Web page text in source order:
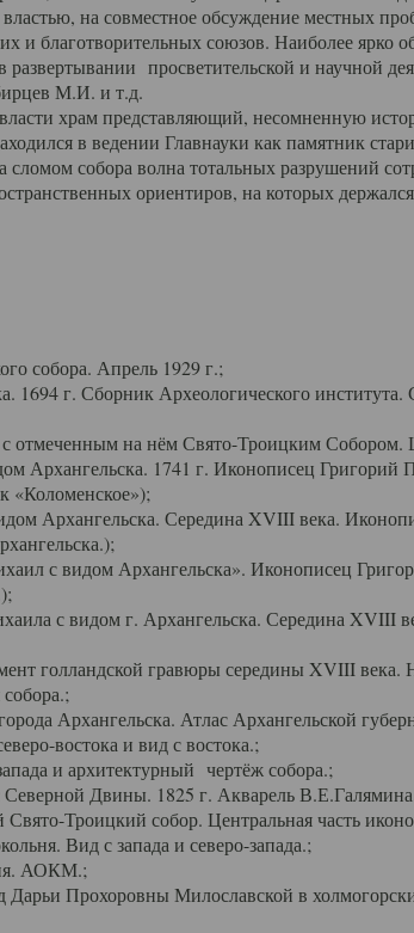
на совместное обсуждение местных
и благотворительных союзов. Наиболее ярко
развертывании просветительской и научной
М.И. и т.д.
храм представляющий, несомненную
в ведении Главнауки как памятник
собора волна тотальных разрушений
ориентиров, на которых
собора. Апрель 1929 г.;
г. Сборник Археологического института.
отмеченным на нём Свято-Троицким Собором.
Архангельска. 1741 г. Иконописец Григорий
«Коломенское»);
Архангельска. Середина XVIII века.
с видом Архангельска». Иконописец
с видом г. Архангельска. Середина XVIII
голландской гравюры середины XVIII века.
Архангельска. Атлас Архангельской
востока и вид с востока.;
и архитектурный чертёж собора.;
Двины. 1825 г. Акварель
Троицкий собор. Центральная часть
Вид с запада и северо-запада.;
АОКМ.;
Прохоровны Милославской в